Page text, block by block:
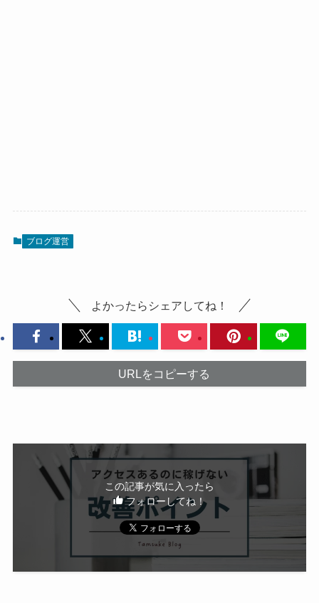
ブログ運営
この記事が気に入ったら
フォローしてね！
よかったらシェアしてね！
URLをコピーする